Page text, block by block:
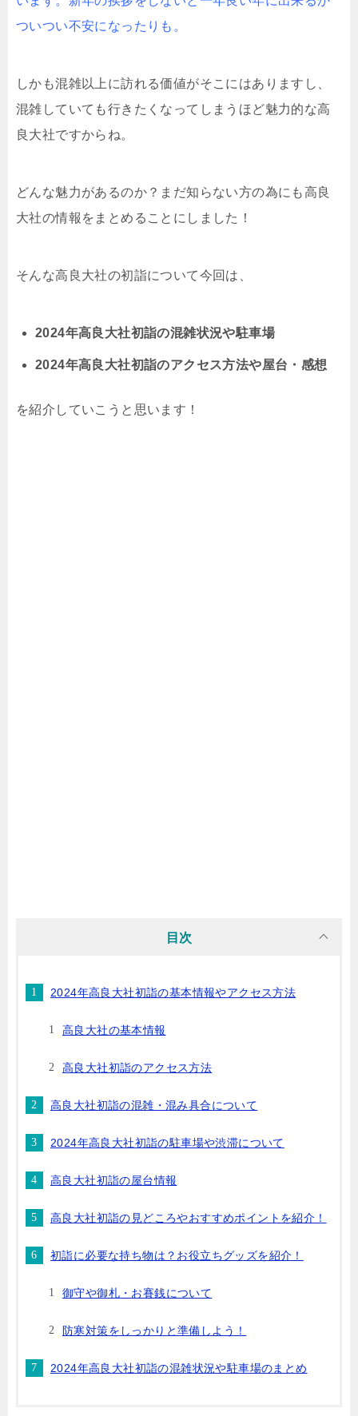
ついつい不安になったりも。
しかも混雑以上に訪れる価値がそこにはありますし、
混雑していても行きたくなってしまうほど魅力的な高
良大社ですからね。
どんな魅力があるのか？まだ知らない方の為にも高良
大社の情報をまとめることにしました！
そんな高良大社の初詣について今回は、
2024年高良大社初詣の混雑状況や駐車場
2024年高良大社初詣のアクセス方法や屋台・感想
を紹介していこうと思います！
目次
2024年高良大社初詣の基本情報やアクセス方法
高良大社の基本情報
高良大社初詣のアクセス方法
高良大社初詣の混雑・混み具合について
2024年高良大社初詣の駐車場や渋滞について
高良大社初詣の屋台情報
高良大社初詣の見どころやおすすめポイントを紹介！
初詣に必要な持ち物は？お役立ちグッズを紹介！
御守や御札・お賽銭について
防寒対策をしっかりと準備しよう！
2024年高良大社初詣の混雑状況や駐車場のまとめ